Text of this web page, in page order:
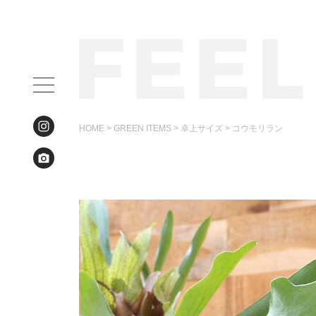
HOME > GREEN ITEMS > 卓上サイズ > コウモリラン